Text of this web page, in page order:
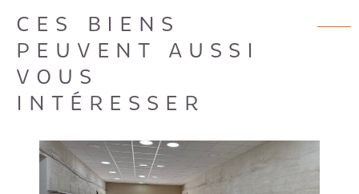
CES BIENS
PEUVENT AUSSI
VOUS
INTÉRESSER